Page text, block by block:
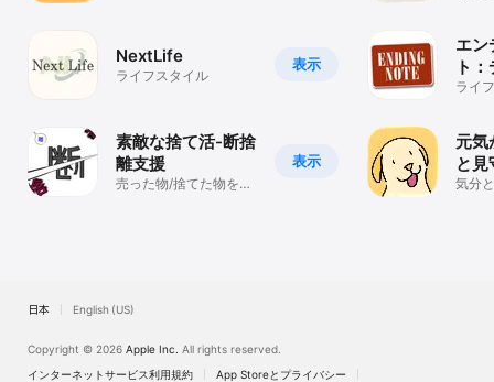
表示
NextLife
ライフスタイル
表示
素敵な捨て活-断捨
離支援
売った物/捨てた物を一
エン
ト
整理
ライ
元気
と見
気分
日本 English (US)
Copyright © 2026 Apple Inc. All rights reserved.
インターネットサービス利用規約
App Storeとプライバシー